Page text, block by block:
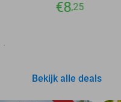
€8,25
Bekijk alle deals